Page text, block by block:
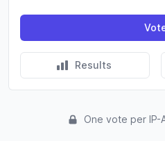
Results
One vote per IP-